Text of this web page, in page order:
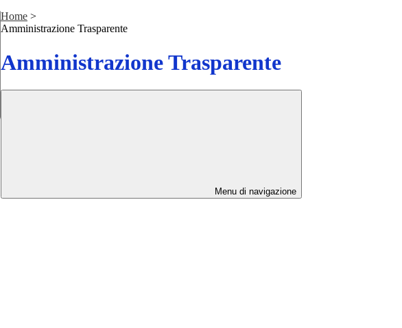
Home >
Amministrazione Trasparente
Amministrazione Trasparente
Menu di navigazione